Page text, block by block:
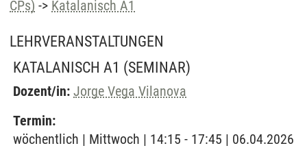
CPs) -> Katalanisch A1
LEHRVERANSTALTUNGEN
KATALANISCH A1 (SEMINAR)
Dozent/in: Jorge Vega Vilanova
Termin:
wöchentlich | Mittwoch | 14:15 - 17:45 | 06.04.2026